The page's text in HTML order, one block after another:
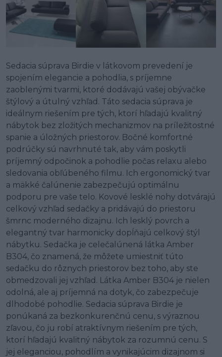
Sedacia súprava Birdie v látkovom prevedení je
spojením elegancie a pohodlia, s príjemne
zaoblenými tvarmi, ktoré dodávajú vašej obývačke
štýlový a útulný vzhľad. Táto sedacia súprava je
ideálnym riešením pre tých, ktorí hľadajú kvalitný
nábytok bez zložitých mechanizmov na príležitostné
spanie a úložných priestorov. Bočné komfortné
podrúčky sú navrhnuté tak, aby vám poskytli
príjemný odpočinok a pohodlie počas relaxu alebo
sledovania obľúbeného filmu. Ich ergonomický tvar
a mäkké čalúnenie zabezpečujú optimálnu
podporu pre vaše telo. Kovové lesklé nohy dotvárajú
celkový vzhľad sedačky a pridávajú do priestoru
šmrnc moderného dizajnu. Ich lesklý povrch a
elegantný tvar harmonicky dopĺňajú celkový štýl
nábytku. Sedačka je celečalúnená látka Amber
B304, čo znamená, že môžete umiestniť túto
sedačku do rôznych priestorov bez toho, aby ste
obmedzovali jej vzhľad. Látka Amber B304 je nielen
odolná, ale aj príjemná na dotyk, čo zabezpečuje
dlhodobé pohodlie. Sedacia súprava Birdie je
ponúkaná za bezkonkurenčnú cenu, s výraznou
zľavou, čo ju robí atraktívnym riešením pre tých,
ktorí hľadajú kvalitný nábytok za rozumnú cenu. S
jej eleganciou, pohodlím a vynikajúcim dizajnom si